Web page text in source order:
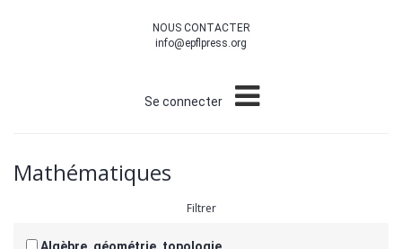
site
NOUS CONTACTER
info@epflpress.org
Se connecter
Mathématiques
Filtrer
Algèbre, géométrie, topologie